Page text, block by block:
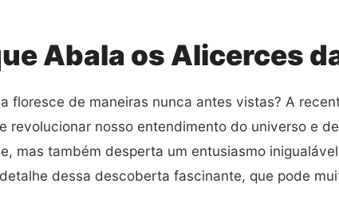
Abala os Alicerces
floresce de maneiras nunca antes vistas? A
revolucionar nosso entendimento do universo e
mas também desperta um entusiasmo
dessa descoberta fascinante, que pode